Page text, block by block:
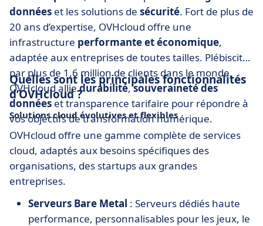
données et les solutions de sécurité. Fort de plus de
20 ans d’expertise, OVHcloud offre une
infrastructure performante et économique,
adaptée aux entreprises de toutes tailles. Plébiscité
par plus de 1,6 million de clients dans le monde,
OVHcloud alliedurabilité,souveraineté des
données et transparence tarifaire pour répondre à
vos objectifs de transformation numérique.
Quelles sont les principales fonctionnalités
d’OVHcloud ?
Solutions cloud évolutives et flexibles
OVHcloud offre une gamme complète de services
cloud, adaptés aux besoins spécifiques des
organisations, des startups aux grandes
entreprises.
Serveurs Bare Metal : Serveurs dédiés haute
performance, personnalisables pour les jeux, le